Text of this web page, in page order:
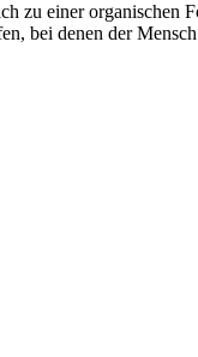
zu einer organischen
bei denen der